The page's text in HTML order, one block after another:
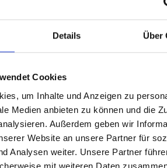
Details Über
Cookies
um Inhalte und Anzeigen zu
Medien anbieten zu können und die
Außerdem geben wir
Website an unsere Partner für
Analysen weiter. Unsere Partner
mit weiteren Daten
Info-Webinaren
Interview
Compliance effizient und
lässt?Mark Brunner,
WpHG bei der Hamburger